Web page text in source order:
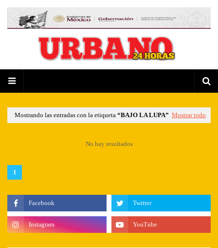
Mostrando las entradas con la etiqueta BAJO LA LUPA Mostrar todo
No hay resultados
1